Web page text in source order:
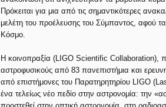
Πρόκειται για μια από τις σημαντικότερες
μελέτη του προέλευσης του Σύμπαντος, αφού
Κόσμο.
Η κοινοπραξία (LIGO Scientific Collaboration),
αστροφυσικούς από 83 πανεπιστήμια και
από επιστήμονες του Παρατηρητηρίου LIGO
ένα τελείως νέο πεδίο στην αστρονομία: την